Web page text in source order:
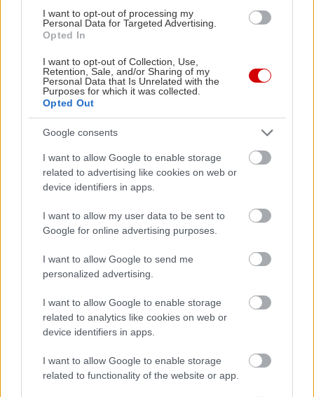
I want to opt-out of processing my
Personal Data for Targeted Advertising.
Opted In
I want to opt-out of Collection, Use,
Retention, Sale, and/or Sharing of my
Personal Data that Is Unrelated with the
Purposes for which it was collected.
Opted Out
Google consents
I want to allow Google to enable storage
related to advertising like cookies on web or
device identifiers in apps.
I want to allow my user data to be sent to
Google for online advertising purposes.
I want to allow Google to send me
personalized advertising.
I want to allow Google to enable storage
related to analytics like cookies on web or
device identifiers in apps.
I want to allow Google to enable storage
related to functionality of the website or app.
Κυριακή: 9.30 π.μ.-21.30 μ.μ
Μονή Λαζαριστών (Κολοκοτρώνη 25-27,
21.30 μ.μ
Τηλέφωνα κρατήσεων- Πληροφορίες: 2315 200200
& 2310 223785
Eταιρεία Μακεδονικών Σπουδών (Εθνικής Αμύνης